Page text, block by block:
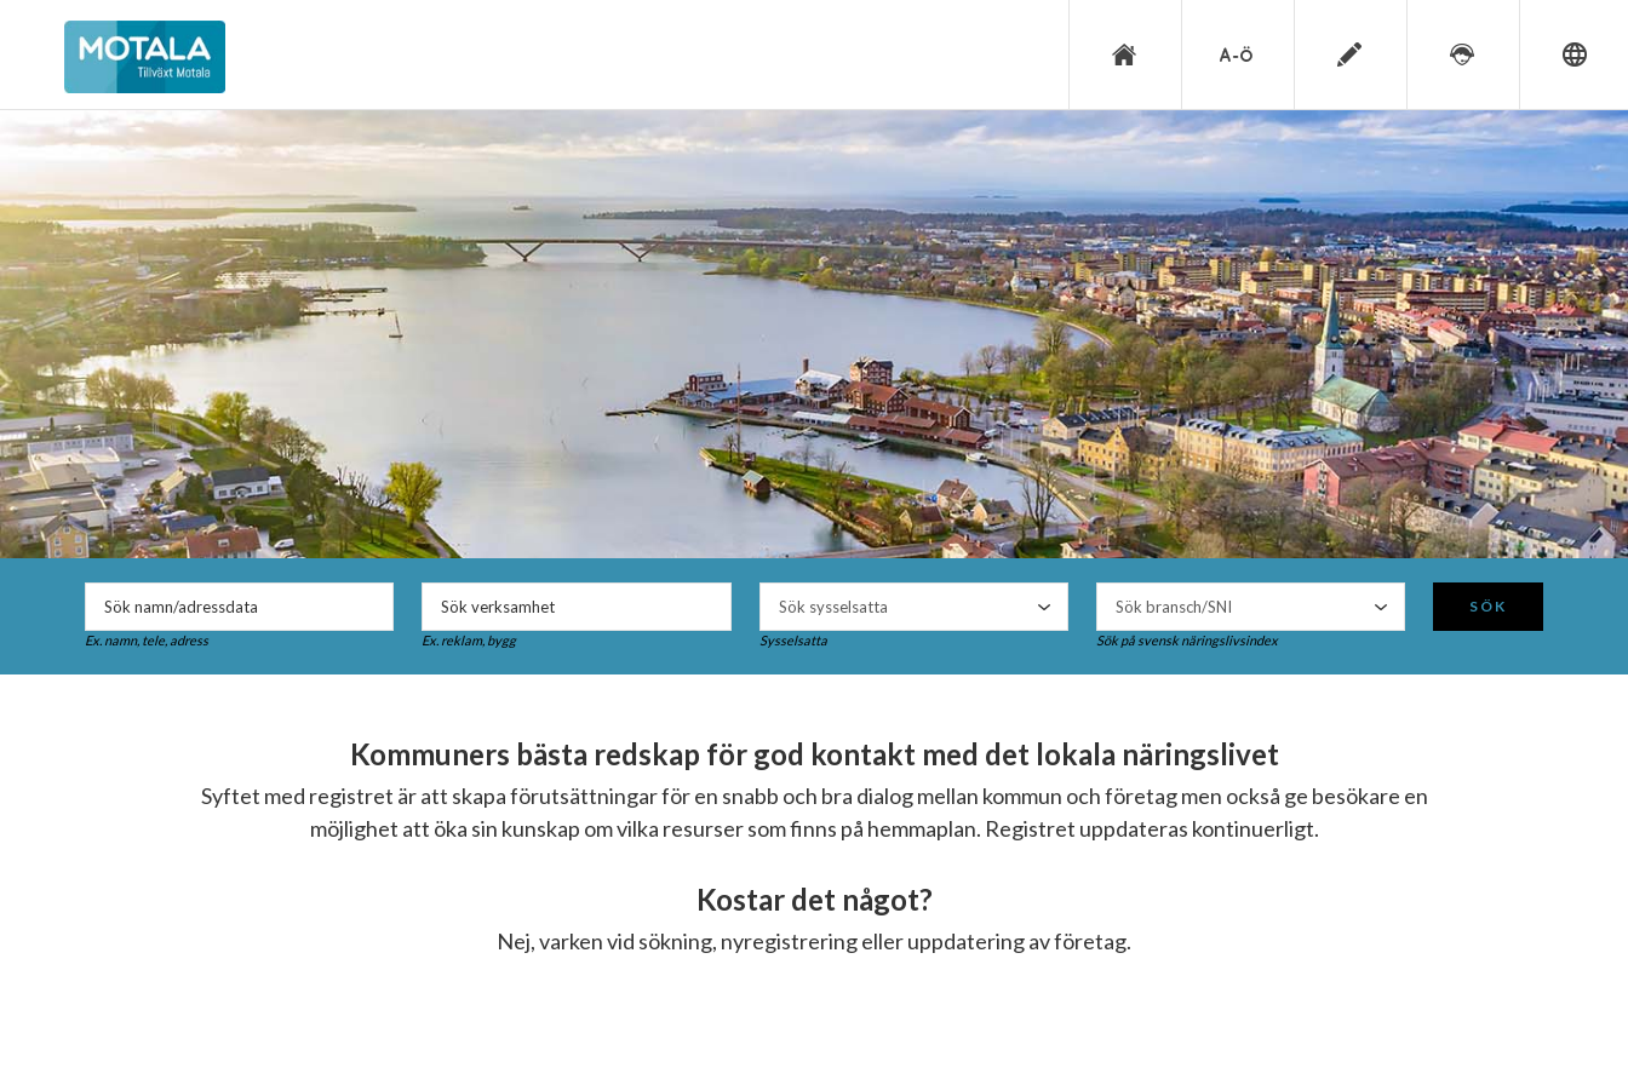
Ex. namn, tele, adress Ex. reklam, bygg Sysselsatta Sök på svensk näringslivsindex
SÖK
Kommuners bästa redskap för god kontakt med det lokala näringslivet
Syftet med registret är att skapa förutsättningar för en snabb och bra dialog mellan kommun och företag men också ge besökare en
möjlighet att öka sin kunskap om vilka resurser som finns på hemmaplan. Registret uppdateras kontinuerligt.
Kostar det något?
Nej, varken vid sökning, nyregistrering eller uppdatering av företag.